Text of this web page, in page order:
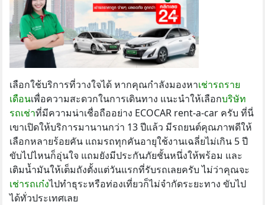
เลือกใช้บริการที่วางใจได้ หากคุณกำลังมองหาเช่ารถราย
เดือนเพื่อความสะดวกในการเดินทาง แนะนำให้เลือกบริษัท
รถเช่าที่มีความน่าเชื่อถืออย่าง ECOCAR rent-a-car ครับ ที่นี่
เขาเปิดให้บริการมานานกว่า 13 ปีแล้ว มีรถยนต์คุณภาพดีให้
เลือกหลายร้อยคัน แถมรถทุกคันอายุใช้งานเฉลี่ยไม่เกิน 5 ปี
ขับไปไหนก็อุ่นใจ แถมยังมีประกันภัยชั้นหนึ่งให้พร้อม และ
เติมน้ำมันให้เต็มถังตั้งแต่วันแรกที่รับรถเลยครับ ไม่ว่าคุณจะ
เช่ารถเก๋งไปทำธุระหรือท่องเที่ยวก็ไม่จำกัดระยะทาง ขับไป
ได้ทั่วประเทศเลย